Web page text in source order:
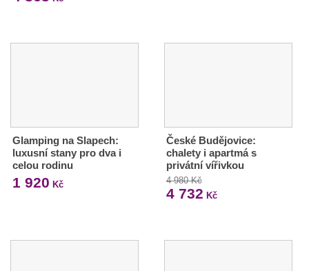
Glamping na Slapech:
luxusní stany pro dva i
celou rodinu
1 920 Kč
České Budějovice:
chalety i apartmá s
privátní vířivkou
4 980 Kč
4 732 Kč